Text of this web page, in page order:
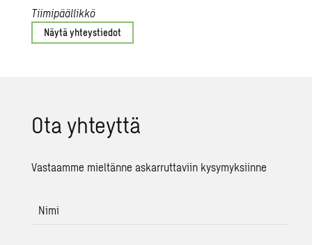
Tiimipäällikkö
Näytä yhteystiedot
Ota yh­teyt­tä
Vastaamme mieltänne askarruttaviin kysymyksiinne
Nimi